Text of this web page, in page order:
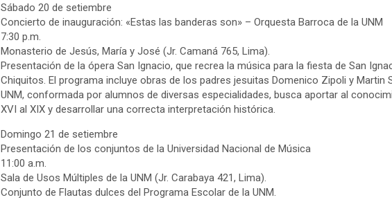
Sábado 20 de setiembre
Concierto de inauguración: «Estas las banderas son» – Orquesta Barroca de la UNM
7:30 p.m.
Monasterio de Jesús, María y José (Jr. Camaná 765, Lima).
Presentación de la ópera San Ignacio, que recrea la música para la fiesta de San
Chiquitos. El programa incluye obras de los padres jesuitas Domenico Zipoli y Martin
UNM, conformada por alumnos de diversas especialidades, busca aportar al
XVI al XIX y desarrollar una correcta interpretación histórica.
Domingo 21 de setiembre
Presentación de los conjuntos de la Universidad Nacional de Música
11:00 a.m.
Sala de Usos Múltiples de la UNM (Jr. Carabaya 421, Lima).
Conjunto de Flautas dulces del Programa Escolar de la UNM.